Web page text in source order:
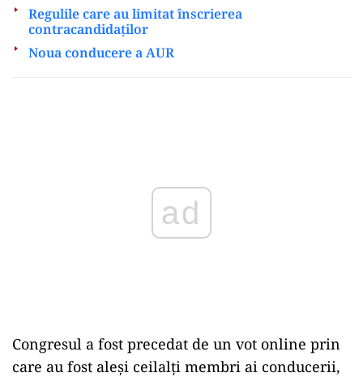
Regulile care au limitat înscrierea
contracandidaților
Noua conducere a AUR
Congresul a fost precedat de un vot online prin
care au fost aleși ceilalți membri ai conducerii,